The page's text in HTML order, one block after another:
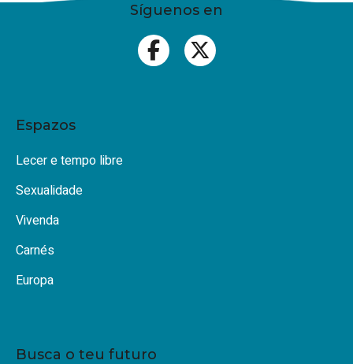
Síguenos en
Espazos
Lecer e tempo libre
Sexualidade
Vivenda
Carnés
Europa
Busca o teu futuro